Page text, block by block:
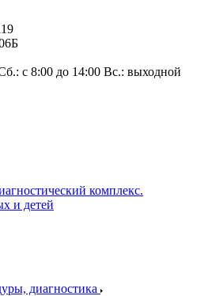
с 8:00 до 14:00 Вс.: выходной
диагностика